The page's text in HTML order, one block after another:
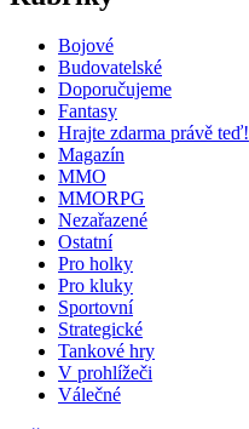
Bojové
Budovatelské
Doporučujeme
Fantasy
Hrajte zdarma právě teď!
Magazín
MMO
MMORPG
Nezařazené
Ostatní
Pro holky
Pro kluky
Sportovní
Strategické
Tankové hry
V prohlížeči
Válečné